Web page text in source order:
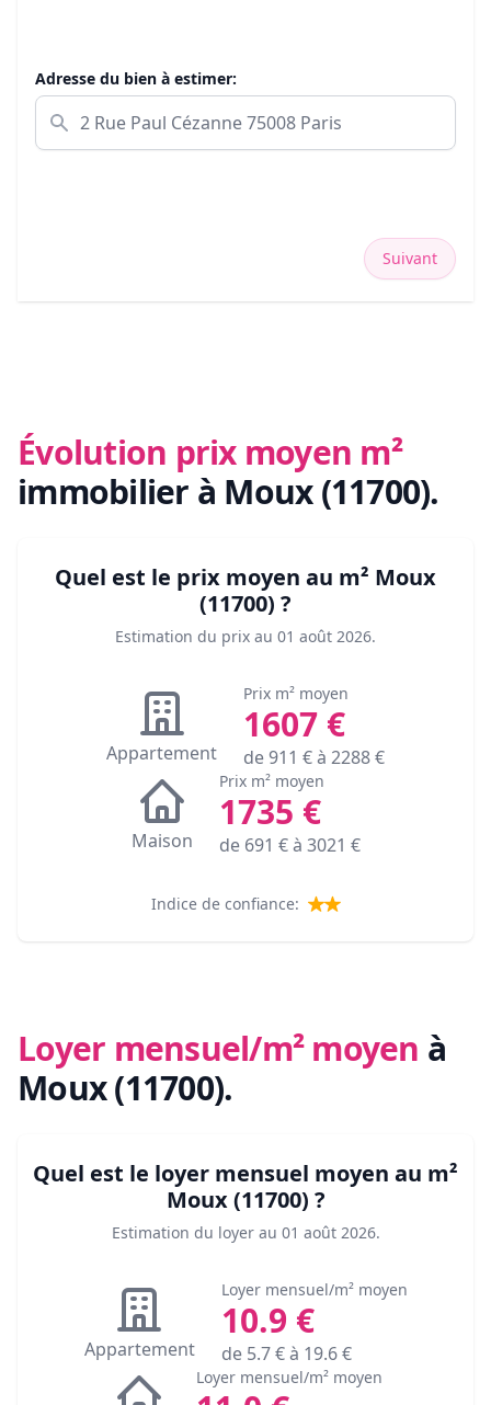
Adresse du bien à estimer:
Suivant
Évolution prix moyen m²
immobilier à Moux (11700).
Quel est le prix moyen au m² Moux
(11700) ?
Estimation du prix au 01 août 2026.
Appartement
Prix m² moyen
1607 €
de911 € à 2288€
Maison
Prix m² moyen
1735 €
de 691 € à 3021 €
Indice de confiance:
Loyer mensuel/m² moyen à
Moux (11700).
Quel est le loyer mensuel moyen au m²
Moux (11700) ?
Estimation du loyer au 01 août 2026.
Appartement
Loyer mensuel/m² moyen
10.9 €
de 5.7€ à 19.6€
Loyer mensuel/m² moyen